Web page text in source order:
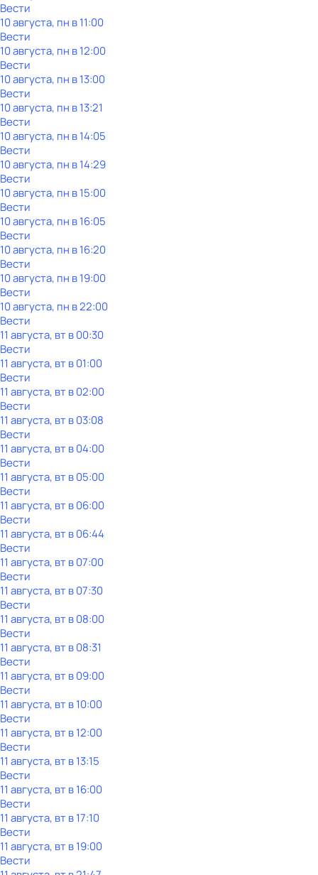
Вести
10 августа, пн в 11:00
Вести
10 августа, пн в 12:00
Вести
10 августа, пн в 13:00
Вести
10 августа, пн в 13:21
Вести
10 августа, пн в 14:05
Вести
10 августа, пн в 14:29
Вести
10 августа, пн в 15:00
Вести
10 августа, пн в 16:05
Вести
10 августа, пн в 16:20
Вести
10 августа, пн в 19:00
Вести
10 августа, пн в 22:00
Вести
11 августа, вт в 00:30
Вести
11 августа, вт в 01:00
Вести
11 августа, вт в 02:00
Вести
11 августа, вт в 03:08
Вести
11 августа, вт в 04:00
Вести
11 августа, вт в 05:00
Вести
11 августа, вт в 06:00
Вести
11 августа, вт в 06:44
Вести
11 августа, вт в 07:00
Вести
11 августа, вт в 07:30
Вести
11 августа, вт в 08:00
Вести
11 августа, вт в 08:31
Вести
11 августа, вт в 09:00
Вести
11 августа, вт в 10:00
Вести
11 августа, вт в 12:00
Вести
11 августа, вт в 13:15
Вести
11 августа, вт в 16:00
Вести
11 августа, вт в 17:10
Вести
11 августа, вт в 19:00
Вести